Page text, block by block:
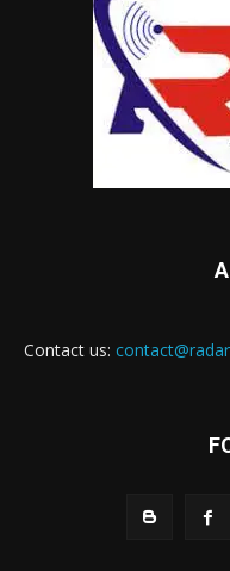
Contact us: